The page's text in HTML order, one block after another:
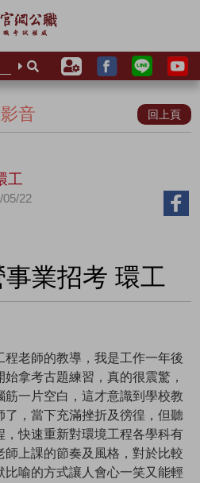
音 回上頁
工
05/22
業招考 環工
老師的教導，我是工作一年後
拿考古題練習，真的很震驚，
一片空白，這才意識到學校教
，當下充滿挫折及徬徨，但聽
，快速重新對環境工程各學科有
上課的節奏及風格，對於比較
喻的方式讓人會心一笑又能輕